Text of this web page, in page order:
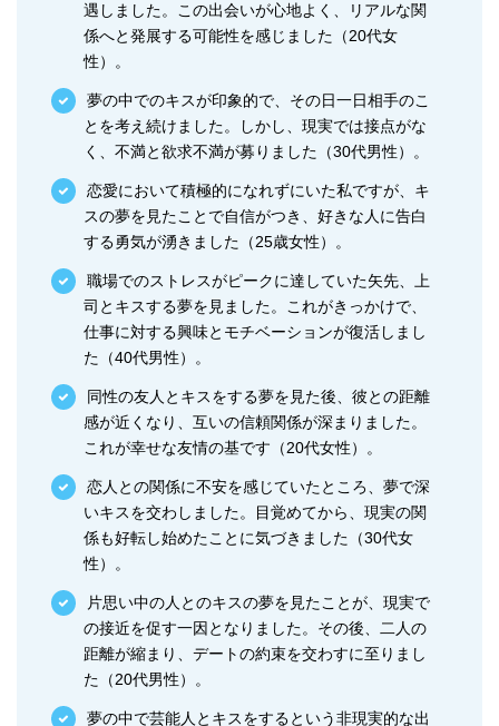
遇しました。この出会いが心地よく、リアルな関
係へと発展する可能性を感じました（20代女
性）。
夢の中でのキスが印象的で、その日一日相手のこ
とを考え続けました。しかし、現実では接点がな
く、不満と欲求不満が募りました（30代男性）。
恋愛において積極的になれずにいた私ですが、キ
スの夢を見たことで自信がつき、好きな人に告白
する勇気が湧きました（25歳女性）。
職場でのストレスがピークに達していた矢先、上
司とキスする夢を見ました。これがきっかけで、
仕事に対する興味とモチベーションが復活しまし
た（40代男性）。
同性の友人とキスをする夢を見た後、彼との距離
感が近くなり、互いの信頼関係が深まりました。
これが幸せな友情の基です（20代女性）。
恋人との関係に不安を感じていたところ、夢で深
いキスを交わしました。目覚めてから、現実の関
係も好転し始めたことに気づきました（30代女
性）。
片思い中の人とのキスの夢を見たことが、現実で
の接近を促す一因となりました。その後、二人の
距離が縮まり、デートの約束を交わすに至りまし
た（20代男性）。
夢の中で芸能人とキスをするという非現実的な出